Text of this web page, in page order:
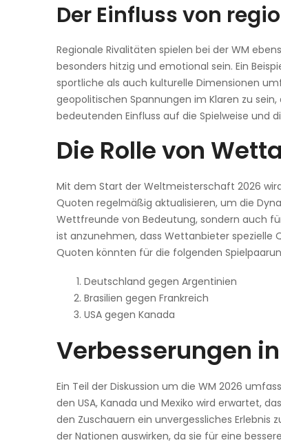
Der Einfluss von
Regionale Rivalitäten spielen bei der WM
besonders hitzig und emotional sein. Ein
sportliche als auch kulturelle Dimensionen
geopolitischen Spannungen im Klaren zu
bedeutenden Einfluss auf die Spielweise und
Die Rolle von
Mit dem Start der Weltmeisterschaft 2026
Quoten regelmäßig aktualisieren, um die
Wettfreunde von Bedeutung, sondern auch
ist anzunehmen, dass Wettanbieter spezielle
Quoten könnten für die folgenden
Deutschland gegen Argentinien
Brasilien gegen Frankreich
USA gegen Kanada
Verbesserungen
Ein Teil der Diskussion um die WM 2026
den USA, Kanada und Mexiko wird erwartet,
den Zuschauern ein unvergessliches
der Nationen auswirken, da sie für eine